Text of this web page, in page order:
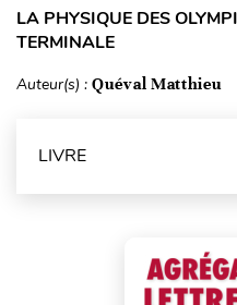
LA PHYSIQUE DES
TERMINALE
Auteur(s) : Quéval Matthieu
LIVRE